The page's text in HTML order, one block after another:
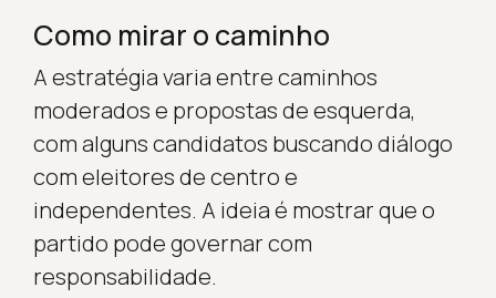
Como mirar o caminho
A estratégia varia entre caminhos
moderados e propostas de esquerda,
com alguns candidatos buscando diálogo
com eleitores de centro e
independentes. A ideia é mostrar que o
partido pode governar com
responsabilidade.